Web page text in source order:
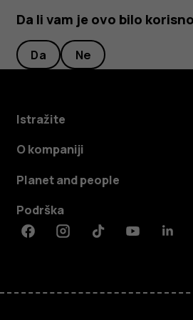
Da li vam je ovo bilo
Da Ne
Istražite
O kompaniji
Planet and people
Podrška
FacebookInstagramTiktokYoutube